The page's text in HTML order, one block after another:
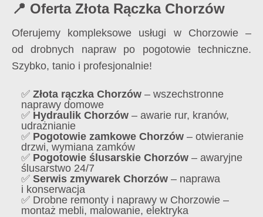
📍 Oferta Złota Rączka Chorzów
Oferujemy kompleksowe usługi w Chorzowie –
od drobnych napraw po pogotowie techniczne.
Szybko, tanio i profesjonalnie!
✅ Złota rączka Chorzów – wszechstronne
naprawy domowe
✅ Hydraulik Chorzów – awarie rur, kranów,
udrażnianie
✅ Pogotowie zamkowe Chorzów – otwieranie
drzwi, wymiana zamków
✅ Pogotowie ślusarskie Chorzów – awaryjne
ślusarstwo 24/7
✅ Serwis zmywarek Chorzów – naprawa
i konserwacja
✅ Drobne remonty i naprawy w Chorzowie –
montaż mebli, malowanie, elektryka